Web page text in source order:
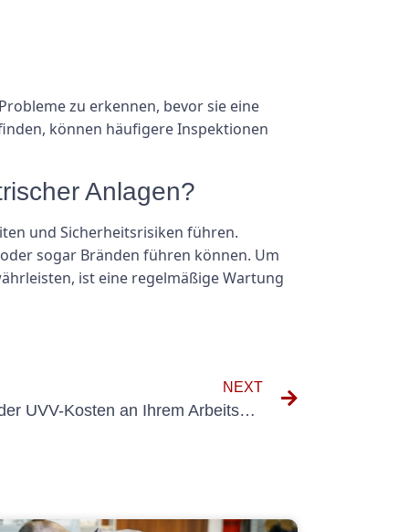
zu erkennen, bevor sie eine
können häufigere Inspektionen
Anlagen?
und Sicherheitsrisiken führen.
sogar Bränden führen können. Um
ist eine regelmäßige Wartung
NEXT
Strategien zur Minimierung der UVV-Kosten an Ihrem Arbeitsplatz